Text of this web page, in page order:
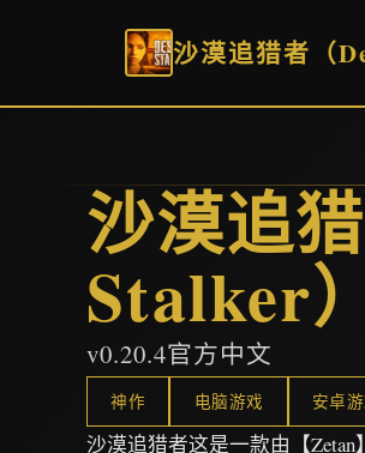
沙漠追猎者（
沙漠追
Stalker
v0.20.4官方中文
神作 电脑游戏 安卓
沙漠追猎者这是一款由【